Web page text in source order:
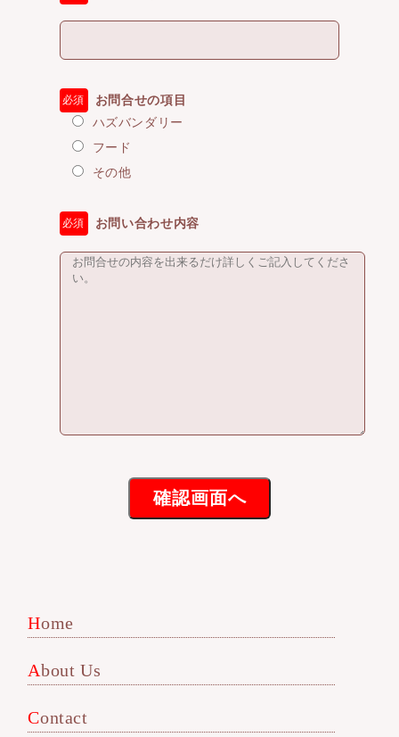
必須
お問合せの項目
ハズバンダリー
フード
その他
必須 お問い合わせ内容
Home
About Us
Contact